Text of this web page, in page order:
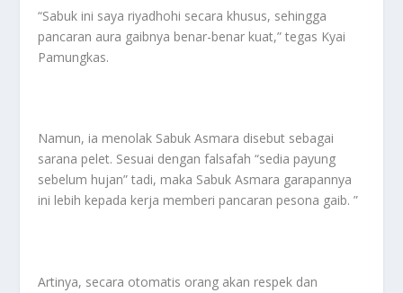
“Sabuk ini saya riyadhohi secara khusus, sehingga
pancaran aura gaibnya benar-benar kuat,” tegas Kyai
Pamungkas.
Namun, ia menolak Sabuk Asmara disebut sebagai
sarana pelet. Sesuai dengan falsafah “sedia payung
sebelum hujan” tadi, maka Sabuk Asmara garapannya
ini lebih kepada kerja memberi pancaran pesona gaib. ”
Artinya, secara otomatis orang akan respek dan